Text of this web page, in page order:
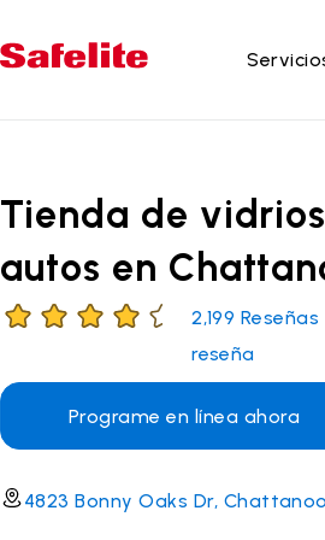
Tienda de
autos en
2,199 Reseñas
reseña
Programe en línea ahora
4823 Bonny Oaks Dr,